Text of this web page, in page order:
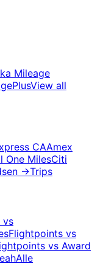
Mileage
View all
CAAmex
One MilesCiti
→Trips
vs
Flightpoints vs
vs Award
Alle